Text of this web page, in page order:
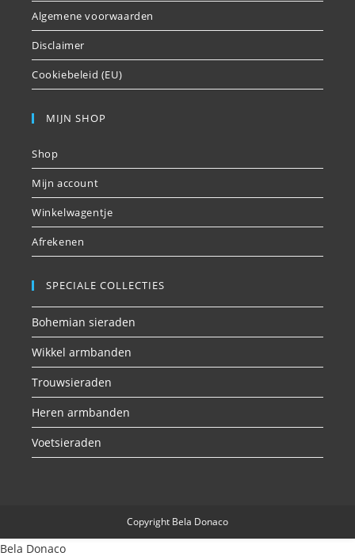
Algemene voorwaarden
Disclaimer
Cookiebeleid (EU)
MIJN SHOP
Shop
Mijn account
Winkelwagentje
Afrekenen
SPECIALE COLLECTIES
Bohemian sieraden
Wikkel armbanden
Trouwsieraden
Heren armbanden
Voetsieraden
Copyright Bela Donaco
Bela Donaco